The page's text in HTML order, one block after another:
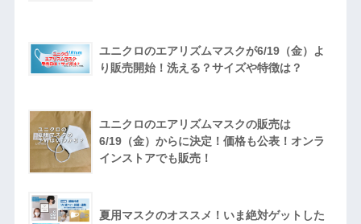
ユニクロのエアリズムマスクが6/19（金）よ
り販売開始！洗える？サイズや特徴は？
ユニクロのエアリズムマスクの販売は
6/19（金）からに決定！価格も公表！オンラ
インストアでも販売！
夏用マスクのオススメ！いま絶対ゲットした